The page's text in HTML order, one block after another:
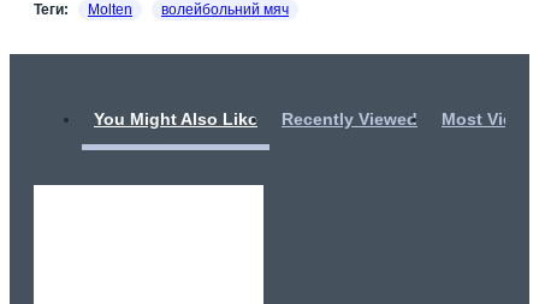
Теги: Molten волейбольний мяч
You Might Also Like Recently Viewed Most